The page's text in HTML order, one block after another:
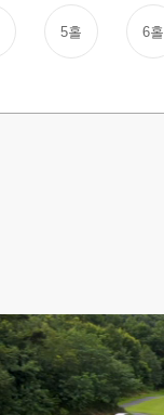
5홀 6홀